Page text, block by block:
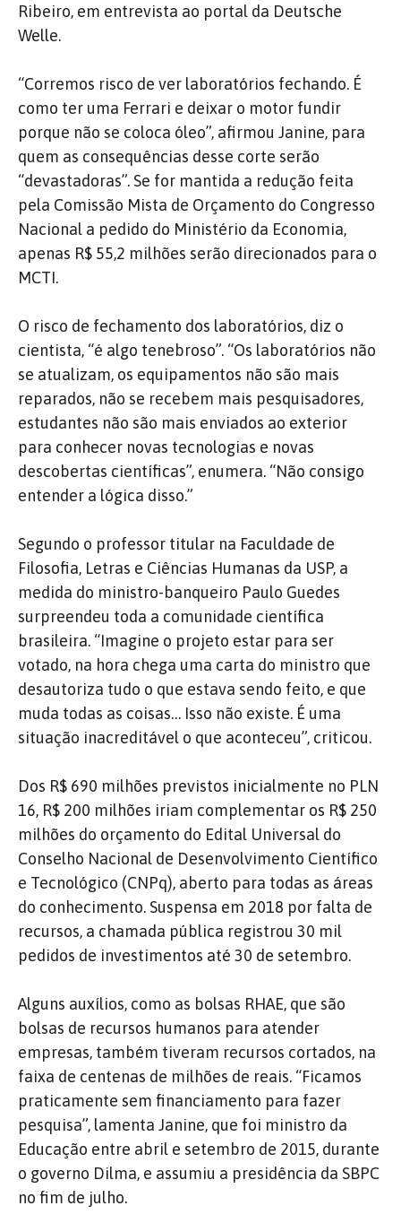
Ribeiro, em entrevista ao portal da Deutsche
Welle.
“Corremos risco de ver laboratórios fechando. É
como ter uma Ferrari e deixar o motor fundir
porque não se coloca óleo”, afirmou Janine, para
quem as consequências desse corte serão
“devastadoras”. Se for mantida a redução feita
pela Comissão Mista de Orçamento do Congresso
Nacional a pedido do Ministério da Economia,
apenas R$ 55,2 milhões serão direcionados para o
MCTI.
O risco de fechamento dos laboratórios, diz o
cientista, “é algo tenebroso”. “Os laboratórios não
se atualizam, os equipamentos não são mais
reparados, não se recebem mais pesquisadores,
estudantes não são mais enviados ao exterior
para conhecer novas tecnologias e novas
descobertas científicas”, enumera. “Não consigo
entender a lógica disso.”
Segundo o professor titular na Faculdade de
Filosofia, Letras e Ciências Humanas da USP, a
medida do ministro-banqueiro Paulo Guedes
surpreendeu toda a comunidade científica
brasileira. “Imagine o projeto estar para ser
votado, na hora chega uma carta do ministro que
desautoriza tudo o que estava sendo feito, e que
muda todas as coisas… Isso não existe. É uma
situação inacreditável o que aconteceu”, criticou.
Dos R$ 690 milhões previstos inicialmente no PLN
16, R$ 200 milhões iriam complementar os R$ 250
milhões do orçamento do Edital Universal do
Conselho Nacional de Desenvolvimento Científico
e Tecnológico (CNPq), aberto para todas as áreas
do conhecimento. Suspensa em 2018 por falta de
recursos, a chamada pública registrou 30 mil
pedidos de investimentos até 30 de setembro.
Alguns auxílios, como as bolsas RHAE, que são
bolsas de recursos humanos para atender
empresas, também tiveram recursos cortados, na
faixa de centenas de milhões de reais. “Ficamos
praticamente sem financiamento para fazer
pesquisa”, lamenta Janine, que foi ministro da
Educação entre abril e setembro de 2015, durante
o governo Dilma, e assumiu a presidência da SBPC
no fim de julho.